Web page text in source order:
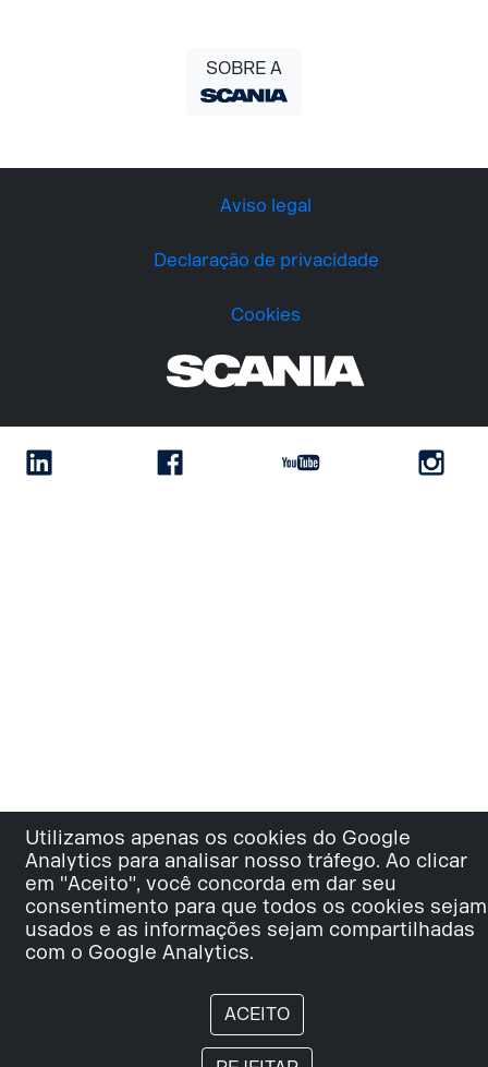
Utilizamos apenas os cookies do Google
Analytics para analisar nosso tráfego. Ao clicar
em "Aceito", você concorda em dar seu
consentimento para que todos os cookies sejam
usados e as informações sejam compartilhadas
com o Google Analytics.
ACEITO
SOBRE A
Aviso legal
Declaração de privacidade
Cookies